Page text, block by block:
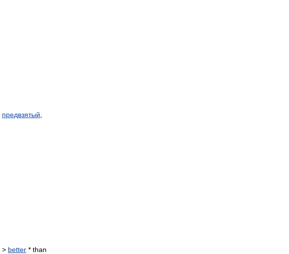
предвзятый
> better * than